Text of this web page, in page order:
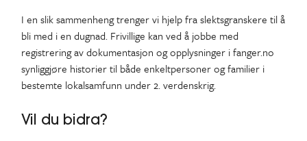
I en slik sammenheng trenger vi hjelp fra slektsgranskere til å
bli med i en dugnad. Frivillige kan ved å jobbe med
registrering av dokumentasjon og opplysninger i fanger.no
synliggjøre historier til både enkeltpersoner og familier i
bestemte lokalsamfunn under 2. verdenskrig.
Vil du bidra?